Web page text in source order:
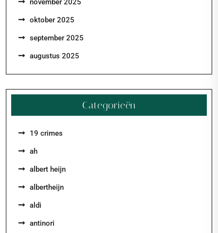
november 2025
oktober 2025
september 2025
augustus 2025
Categorieën
19 crimes
ah
albert heijn
albertheijn
aldi
antinori